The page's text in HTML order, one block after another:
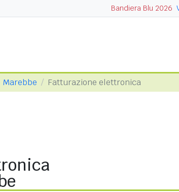
Bandiera Blu 2026
Marebbe Fatturazione elettronica